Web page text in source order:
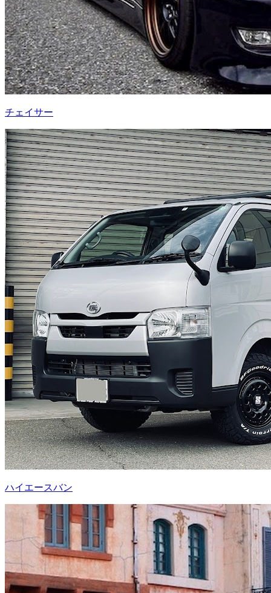
チェイサー
ハイエースバン